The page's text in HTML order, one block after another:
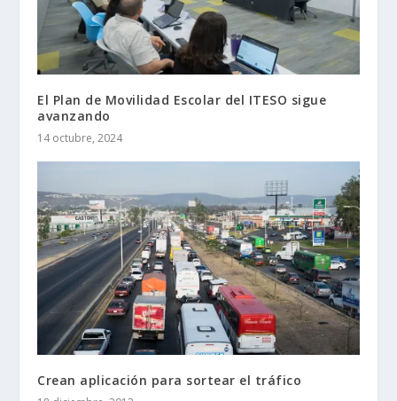
El Plan de Movilidad Escolar del ITESO sigue
avanzando
14 octubre, 2024
Crean aplicación para sortear el tráfico